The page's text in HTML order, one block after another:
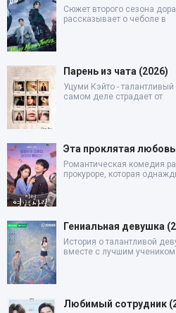
Сюжет второго сезона
рассказывает о чеболе в
Парень из чата (2026)
Уцуми Кэйто -
самом деле страдает от
Эта проклятая любовь
Романтическая комедия
прокуроре, которая
Гениальная девушка
История о талантливой
вместе с лучшим учеником
Любимый сотрудник